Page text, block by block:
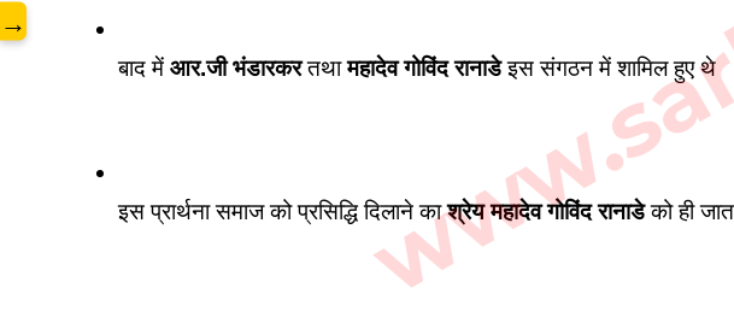
बाद में आर.जी भंडारकर तथा महादेव गोविंद रानाडे इस संगठन में शामिल हुए थे
इस प्रार्थना समाज को प्रसिद्धि दिलाने का श्रेय महादेव गोविंद रानाडे को ही
→